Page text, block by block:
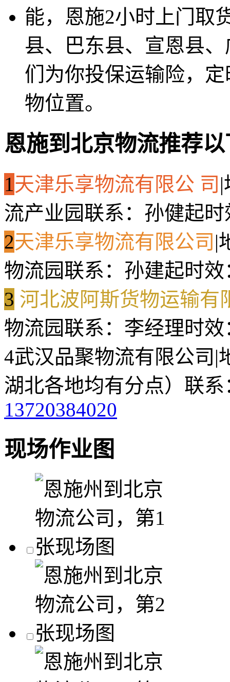
能，恩施2小时上门取
县、巴东县、宣恩县
们为你投保运输险，
物位置。
恩施到北京物流推荐
1天津乐享物流有限公 司 |
流产业园联系：孙健起
2天津乐享物流有限公司 |
物流园联系：孙建起时
3 河北波阿斯货物运输有
物流园联系：李经理时
4武汉品聚物流有限公司 |
湖北各地均有分点） 联系
13720384020
现场作业图